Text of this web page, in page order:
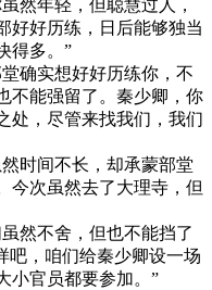
然年轻，但聪慧过人，
好好历练，日后能够独当
得多。”
确实想好好历练你，不
不能强留了。秦少卿，你
处，尽管来找我们，我们
时间不长，却承蒙部堂
今次虽然去了大理寺，但
然不舍，但也不能挡了
吧，咱们给秦少卿设一场
小官员都要参加。”